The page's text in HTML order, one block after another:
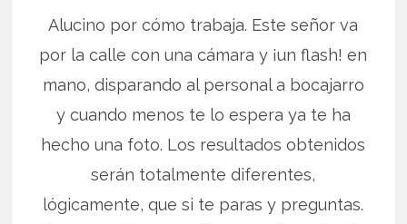
Alucino por cómo trabaja. Este señor va
por la calle con una cámara y ¡un flash! en
mano, disparando al personal a bocajarro
y cuando menos te lo espera ya te ha
hecho una foto. Los resultados obtenidos
serán totalmente diferentes,
lógicamente, que si te paras y preguntas.